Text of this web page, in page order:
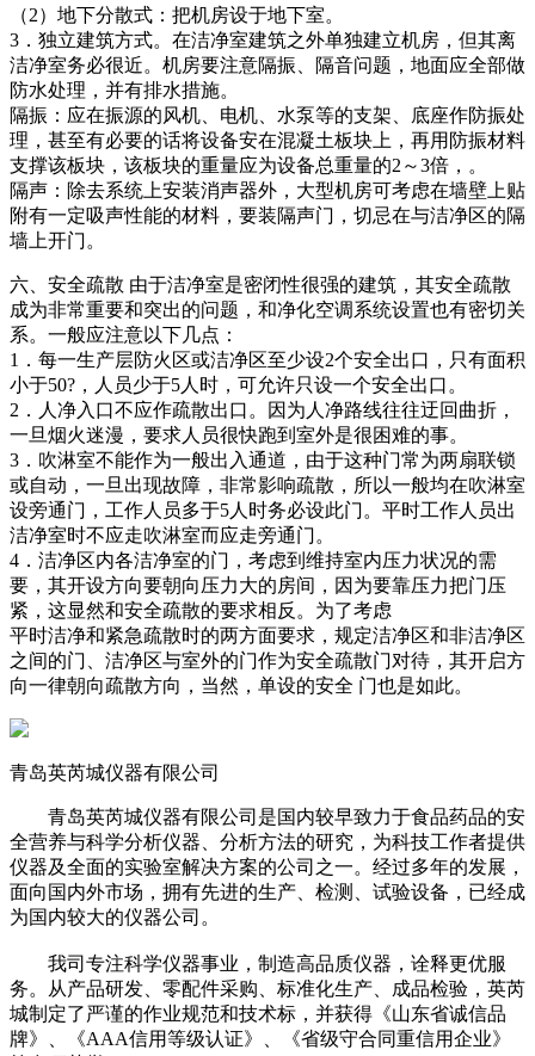
（2）地下分散式：把机房设于地下室。
3．独立建筑方式。在洁净室建筑之外单独建立机房，但其离
洁净室务必很近。机房要注意隔振、隔音问题，地面应全部做
防水处理，并有排水措施。
隔振：应在振源的风机、电机、水泵等的支架、底座作防振处
理，甚至有必要的话将设备安在混凝土板块上，再用防振材料
支撑该板块，该板块的重量应为设备总重量的2～3倍，。
隔声：除去系统上安装消声器外，大型机房可考虑在墙壁上贴
附有一定吸声性能的材料，要装隔声门，切忌在与洁净区的隔
墙上开门。
六、安全疏散 由于洁净室是密闭性很强的建筑，其安全疏散
成为非常重要和突出的问题，和净化空调系统设置也有密切关
系。一般应注意以下几点：
1．每一生产层防火区或洁净区至少设2个安全出口，只有面积
小于50?，人员少于5人时，可允许只设一个安全出口。
2．人净入口不应作疏散出口。因为人净路线往往迂回曲折，
一旦烟火迷漫，要求人员很快跑到室外是很困难的事。
3．吹淋室不能作为一般出入通道，由于这种门常为两扇联锁
或自动，一旦出现故障，非常影响疏散，所以一般均在吹淋室
设旁通门，工作人员多于5人时务必设此门。平时工作人员出
洁净室时不应走吹淋室而应走旁通门。
4．洁净区内各洁净室的门，考虑到维持室内压力状况的需
要，其开设方向要朝向压力大的房间，因为要靠压力把门压
紧，这显然和安全疏散的要求相反。为了考虑
平时洁净和紧急疏散时的两方面要求，规定洁净区和非洁净区
之间的门、洁净区与室外的门作为安全疏散门对待，其开启方
向一律朝向疏散方向，当然，单设的安全 门也是如此。
青岛英芮城仪器有限公司
青岛英芮城仪器有限公司是国内较早致力于食品药品的安
全营养与科学分析仪器、分析方法的研究，为科技工作者提供
仪器及全面的实验室解决方案的公司之一。经过多年的发展，
面向国内外市场，拥有先进的生产、检测、试验设备，已经成
为国内较大的仪器公司。
我司专注科学仪器事业，制造高品质仪器，诠释更优服
务。从产品研发、零配件采购、标准化生产、成品检验，英芮
城制定了严谨的作业规范和技术标，并获得《山东省诚信品
牌》、《AAA信用等级认证》、《省级守合同重信用企业》